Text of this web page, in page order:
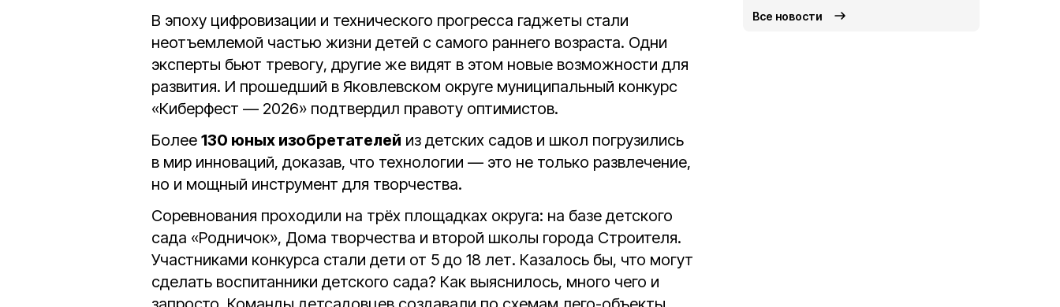
В эпоху цифровизации и технического прогресса гаджеты стали
неотъемлемой частью жизни детей с самого раннего возраста. Одни
эксперты бьют тревогу, другие же видят в этом новые возможности для
развития. И прошедший в Яковлевском округе муниципальный конкурс
«Киберфест — 2026» подтвердил правоту оптимистов.
Более 130 юных изобретателей из детских садов и школ погрузились
в мир инноваций, доказав, что технологии — это не только развлечение,
но и мощный инструмент для творчества.
Соревнования проходили на трёх площадках округа: на базе детского
сада «Родничок», Дома творчества и второй школы города Строителя.
Участниками конкурса стали дети от 5 до 18 лет. Казалось бы, что могут
сделать воспитанники детского сада? Как выяснилось, много чего и
Все новости